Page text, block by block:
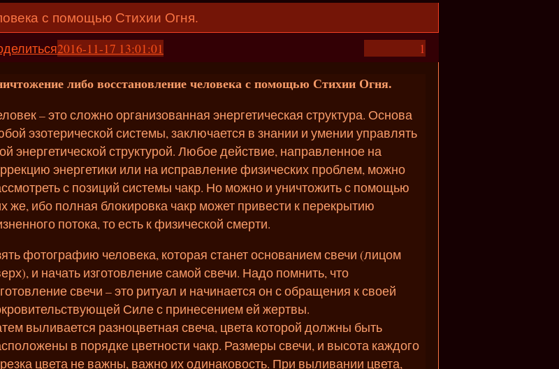
с помощью Стихии Огня.
1
2016-11-17 13:01:01
либо восстановление человека с помощью Стихии Огня.
– это сложно организованная энергетическая структура. Основа
эзотерической системы, заключается в знании и умении управлять
энергетической структурой. Любое действие, направленное на
энергетики или на исправление физических проблем, можно
с позиций системы чакр. Но можно и уничтожить с помощью
же, ибо полная блокировка чакр может привести к перекрытию
потока, то есть к физической смерти.
фотографию человека, которая станет основанием свечи (лицом
и начать изготовление самой свечи. Надо помнить, что
свечи – это ритуал и начинается он с обращения к своей
Силе с принесением ей жертвы.
выливается разноцветная свеча, цвета которой должны быть
в порядке цветности чакр. Размеры свечи, и высота каждого
цвета не важны, важно их одинаковость. При выливании цвета,